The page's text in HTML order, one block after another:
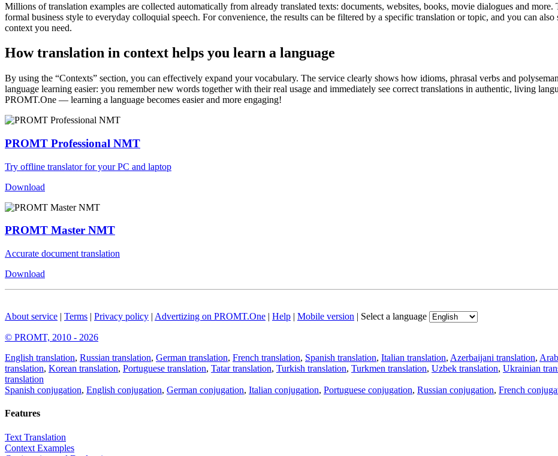
Millions of translation examples are collected automatically from already translated texts: documents, websites, books, movie dialogues and
formal business style to everyday colloquial speech. For convenience, the results can be filtered by a specific translation or topic, and you can
context you need.
How translation in context helps you learn a language
By using the “Contexts” section, you can effectively expand your vocabulary. The service clearly shows how idioms, phrasal verbs and
language learning easier: you remember new words together with their real usage and immediately see correct translations in authentic, living
PROMT.One — learning a language becomes easier and more engaging!
PROMT Professional NMT
Try offline translator for your PC and laptop
Download
PROMT Master NMT
Accurate document translation
Download
About service | Terms | Privacy policy | Advertizing on PROMT.One | Help | Mobile version | Select a language
© PROMT, 2010 - 2026
English translation, Russian translation, German translation, French translation, Spanish translation, Italian translation, Azerbaijani translation,
translation, Korean translation, Portuguese translation, Tatar translation, Turkish translation, Turkmen translation, Uzbek translation, Ukrainian
translation
Spanish conjugation, English conjugation, German conjugation, Italian conjugation, Portuguese conjugation, Russian conjugation, French
Features
Text Translation
Context Examples